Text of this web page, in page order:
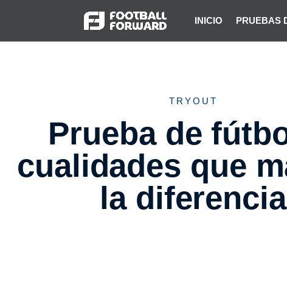
INICIO PRUEBAS
TRYOUT
Prueba de
cualidades que
la diferencia